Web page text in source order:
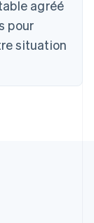
agréé
pour
situation